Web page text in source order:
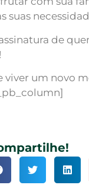
suas
de
viver um novo